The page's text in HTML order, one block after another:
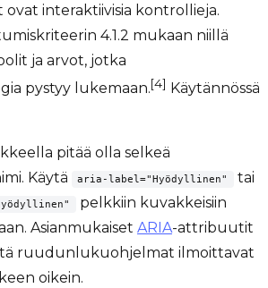
ovat interaktiivisia kontrollieja.
4.1.2 mukaan niillä
ja arvot, jotka
pystyy lukemaan.[4] Käytännössä
pitää olla selkeä
Käytä
aria-label="Hyödyllinen" tai
pelkkiin kuvakkeisiin
Asianmukaiset ARIA-attribuutit
ruudunlukuohjelmat ilmoittavat
oikein.